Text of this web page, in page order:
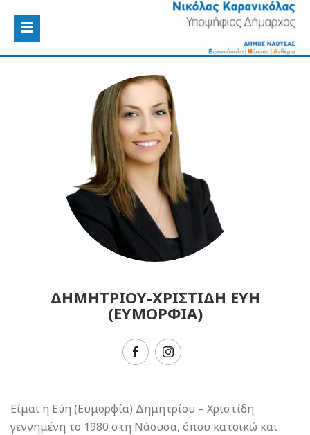
ΔΗΜΗΤΡΙΟΥ-ΧΡΙΣΤΙΔΗ ΕΥΗ
(ΕΥΜΟΡΦΙΑ)
Είμαι η Εύη (Ευμορφία) Δημητρίου – Χριστίδη
γεννημένη το 1980 στη Νάουσα, όπου κατοικώ και